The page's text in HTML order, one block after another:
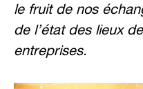
le fruit de nos
de l’état des lieux
entreprises.